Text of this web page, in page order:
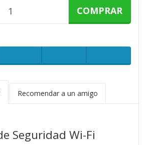
COMPRAR
Recomendar a un amigo
Seguridad Wi-Fi